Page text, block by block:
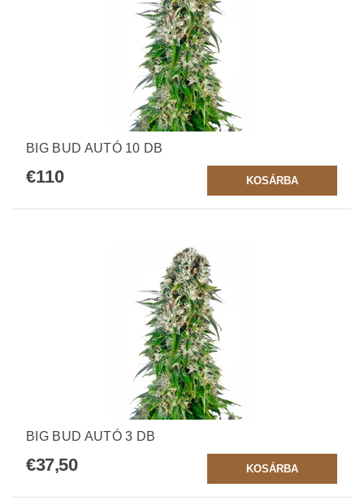
BIG BUD AUTÓ 10 DB
€110
BIG BUD AUTÓ 3 DB
€37,50